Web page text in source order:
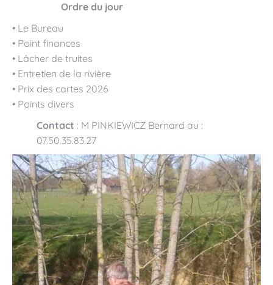
Ordre du jour
• Le Bureau
• Point finances
• Lâcher de truites
• Entretien de la rivière
• Prix des cartes 2026
• Points divers
Contact : M PINKIEWICZ Bernard au :
07.50.35.83.27